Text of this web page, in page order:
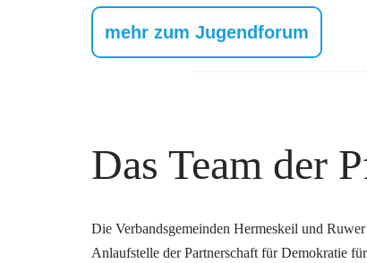
mehr zum Jugendforum
Das Team der
Die Verbandsgemeinden Hermeskeil und
Anlaufstelle der Partnerschaft für Demokratie